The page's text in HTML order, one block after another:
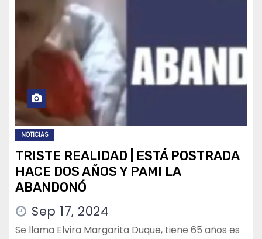
NOTICIAS
TRISTE REALIDAD | ESTÁ POSTRADA
HACE DOS AÑOS Y PAMI LA
ABANDONÓ
Sep 17, 2024
Se llama Elvira Margarita Duque, tiene 65 años es